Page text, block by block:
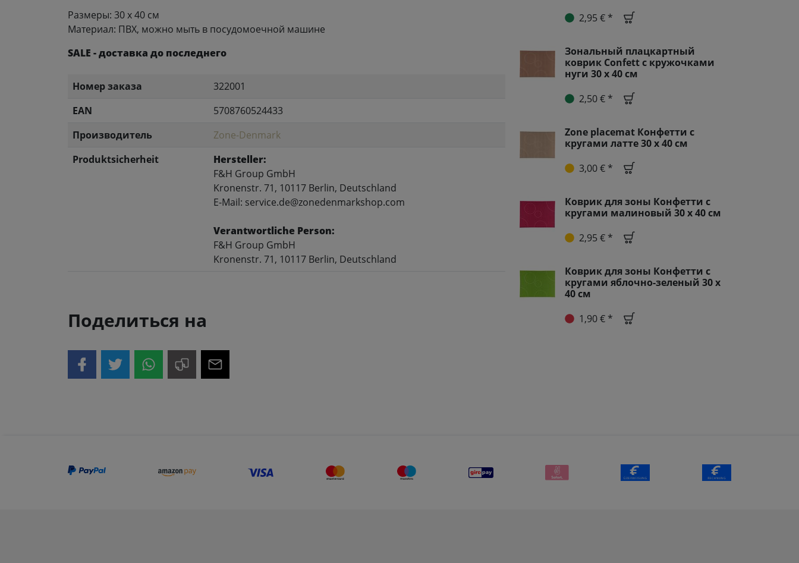
Размеры: 30 x 40 см
Материал: ПВХ, можно мыть в посудомоечной машине
SALE - доставка до последнего
Номер заказа
322001
EAN
5708760524433
Производитель
Zone-Denmark
Produktsicherheit
Hersteller:
F&H Group GmbH
Kronenstr. 71, 10117 Berlin, Deutschland
E-Mail: service.de@zonedenmarkshop.com
Verantwortliche Person:
F&H Group GmbH
Kronenstr. 71, 10117 Berlin, Deutschland
Поделиться на
2,95 € *
Зональный плацкартный
коврик Confett с кружочками
нуги 30 x 40 см
2,50 € *
Zone placemat Конфетти с
кругами латте 30 x 40 см
3,00 € *
Коврик для зоны Конфетти с
кругами малиновый 30 х 40 см
2,95 € *
Коврик для зоны Конфетти с
кругами яблочно-зеленый 30 x
40 см
1,90 € *